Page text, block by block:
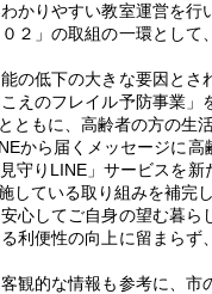
かりやすい教室運営を
２」の取組の一環とし
の低下の大きな要因と
えのフレイル予防事業
もに、高齢者の方の生
から届くメッセージに
守りLINE」サービスを
ている取り組みを補完
心してご自身の望む暮
利便性の向上に留まら
観的な情報も参考に、